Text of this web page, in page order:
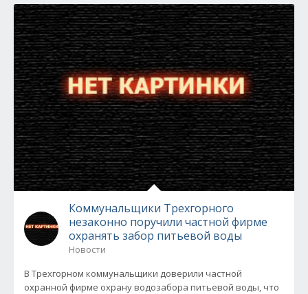
Коммунальщики Трехгорного
незаконно поручили частной фирме
охранять забор питьевой воды
Новости
В Трехгорном коммунальщики доверили частной
охранной фирме охрану водозабора питьевой воды, что